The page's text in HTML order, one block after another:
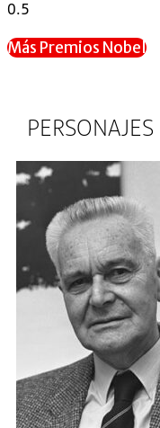
Más Premios Nobel
PERSONAJES